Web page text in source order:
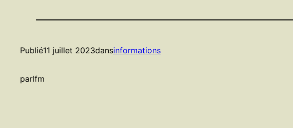
Publié11 juillet 2023dansinformations
parIfm